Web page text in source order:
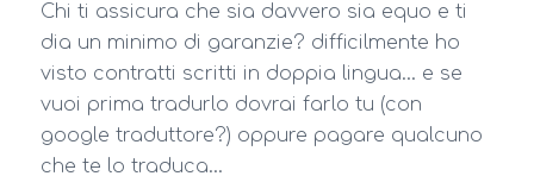
Chi ti assicura che sia davvero sia equo e ti
dia un minimo di garanzie? difficilmente ho
visto contratti scritti in doppia lingua… e se
vuoi prima tradurlo dovrai farlo tu (con
google traduttore?) oppure pagare qualcuno
che te lo traduca…